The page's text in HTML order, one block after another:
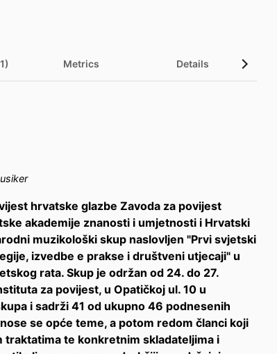
Metrics Details
hrvatske glazbe Zavoda za povijest
akademije znanosti i umjetnosti i Hrvatski
muzikološki skup naslovljen "Prvi svjetski
izvedbe e prakse i društveni utjecaji" u
rata. Skup je održan od 24. do 27.
za povijest, u Opatičkoj ul. 10 u
i sadrži 41 od ukupno 46 podnesenih
se opće teme, a potom redom članci koji
traktatima te konkretnim skladateljima i